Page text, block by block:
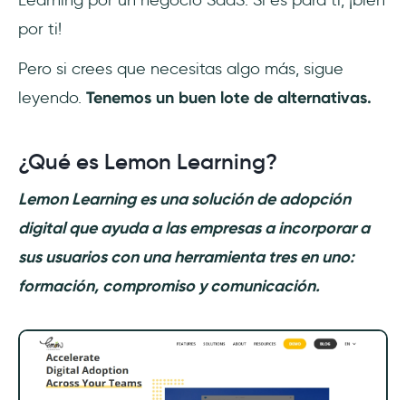
por ti!
Pero si crees que necesitas algo más, sigue
leyendo. Tenemos un buen lote de alternativas.
¿Qué es Lemon Learning?
Lemon Learning es una solución de adopción
digital que ayuda a las empresas a incorporar a
sus usuarios con una herramienta tres en uno:
formación, compromiso y comunicación.